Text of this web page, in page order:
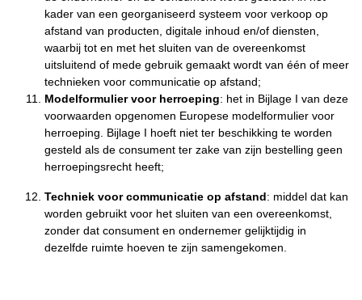
kader van een georganiseerd systeem voor verkoop op
afstand van producten, digitale inhoud en/of diensten,
waarbij tot en met het sluiten van de overeenkomst
uitsluitend of mede gebruik gemaakt wordt van één of meer
technieken voor communicatie op afstand;
Modelformulier voor herroeping: het in Bijlage I van deze
voorwaarden opgenomen Europese modelformulier voor
herroeping. Bijlage I hoeft niet ter beschikking te worden
gesteld als de consument ter zake van zijn bestelling geen
herroepingsrecht heeft;
Techniek voor communicatie op afstand: middel dat kan
worden gebruikt voor het sluiten van een overeenkomst,
zonder dat consument en ondernemer gelijktijdig in
dezelfde ruimte hoeven te zijn samengekomen.